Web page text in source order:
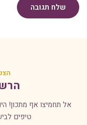
שלח תגובה
אל תחמיצו אף מתכון!
טיפים